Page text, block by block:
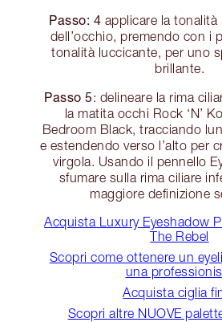
Passo: 4 applicare la
dell’occhio, premendo con i
tonalità luccicante, per uno
brillante.
Passo 5: delineare la rima
la matita occhi Rock ‘N’
Bedroom Black, tracciando
e estendendo verso l’alto per
virgola. Usando il pennello
sfumare sulla rima ciliare
maggiore definizione
Acquista Luxury Eyeshadow
The Rebel
Scopri come ottenere un
una
Acquista ciglia
Scopri altre NUOVE